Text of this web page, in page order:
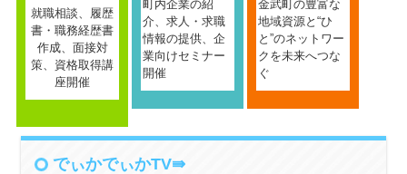
就職相談、履歴
書・職務経歴書
作成、面接対
策、資格取得講
座開催
町内企業の紹
介、求人・求職
情報の提供、企
業向けセミナー
開催
金武町の豊富な
地域資源と“ひ
と”のネットワー
クを未来へつな
ぐ
でぃかでぃかTV⇛